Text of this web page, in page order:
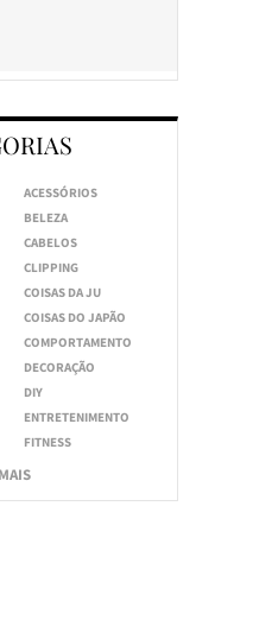
ACESSÓRIOS
BELEZA
CABELOS
CLIPPING
COISAS DA JU
COISAS DO JAPÃO
COMPORTAMENTO
DECORAÇÃO
DIY
ENTRETENIMENTO
FITNESS